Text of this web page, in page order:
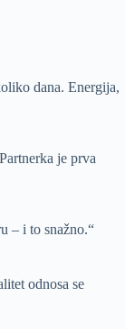
dana. Energija,
je prva
– i to snažno.“
odnosa se